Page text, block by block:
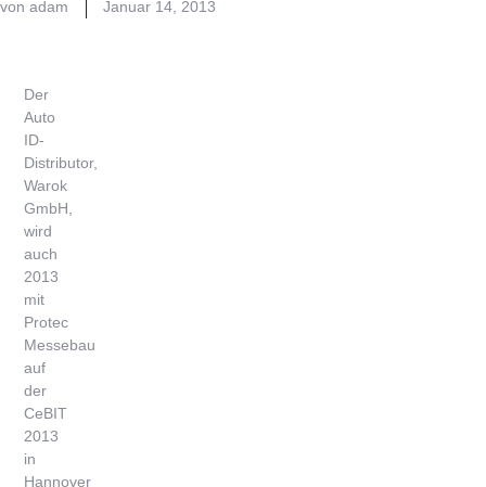
von adam Januar 14, 2013
Der
Auto
ID-
Distributor,
Warok
GmbH,
wird
auch
2013
mit
Protec
Messebau
auf
der
CeBIT
2013
in
Hannover